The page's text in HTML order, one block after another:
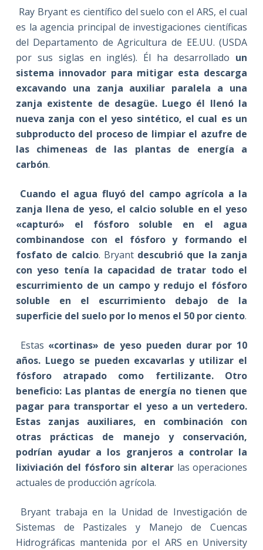
Ray Bryant es científico del suelo con el ARS, el cual
es la agencia principal de investigaciones científicas
del Departamento de Agricultura de EE.UU. (USDA
por sus siglas en inglés). Él ha desarrollado un
sistema innovador para mitigar esta descarga
excavando una zanja auxiliar paralela a una
zanja existente de desagüe. Luego él llenó la
nueva zanja con el yeso sintético, el cual es un
subproducto del proceso de limpiar el azufre de
las chimeneas de las plantas de energía a
carbón.
Cuando el agua fluyó del campo agrícola a la
zanja llena de yeso, el calcio soluble en el yeso
«capturó» el fósforo soluble en el agua
combinandose con el fósforo y formando el
fosfato de calcio. Bryant descubrió que la zanja
con yeso tenía la capacidad de tratar todo el
escurrimiento de un campo y redujo el fósforo
soluble en el escurrimiento debajo de la
superficie del suelo por lo menos el 50 por ciento.
Estas «cortinas» de yeso pueden durar por 10
años. Luego se pueden excavarlas y utilizar el
fósforo atrapado como fertilizante. Otro
beneficio: Las plantas de energía no tienen que
pagar para transportar el yeso a un vertedero.
Estas zanjas auxiliares, en combinación con
otras prácticas de manejo y conservación,
podrían ayudar a los granjeros a controlar la
lixiviación del fósforo sin alterar las operaciones
actuales de producción agrícola.
Bryant trabaja en la Unidad de Investigación de
Sistemas de Pastizales y Manejo de Cuencas
Hidrográficas mantenida por el ARS en University